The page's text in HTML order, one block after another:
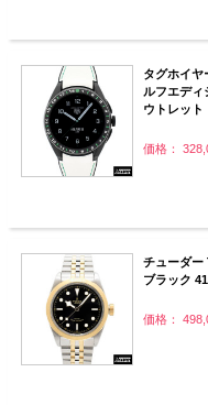
タグホイヤ
ルフエディ
ウトレット
価格：
チューダー
ブラック
価格：